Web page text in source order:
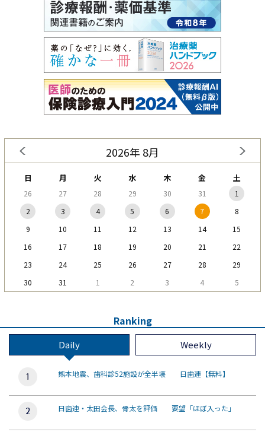
2026年 8月
日 月 火 水 木 金 土
26 27 28 29 30 31
1
2
3 4 5 6 7
8
9
10 11 12 13 14
15
16
17 18 19 20 21
22
23
24 25 26 27 28
29
30
31 1 2 3 4 5
Ranking
Daily Weekly
熊本地震、歯科診52施設が全半壊 日歯連【無料】
日歯連・太田会長、骨太を評価 要望「ほぼ入った」